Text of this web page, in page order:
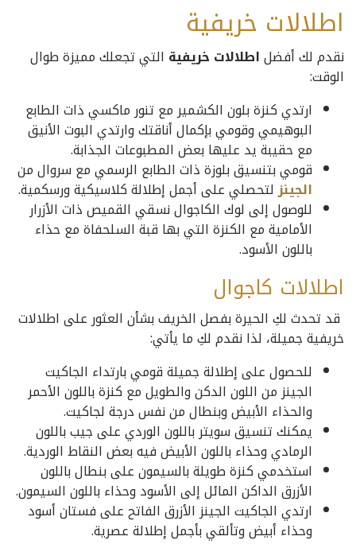
اطلالات خريفية
نقدم لك أفضلاطلالات خريفية التي تجعلك مميزة طوال
الوقت:
ارتدي كنزة بلون الكشمير مع تنور ماكسي ذات الطابع
البوهيمي وقومي بإكمال أناقتك وارتدي البوت الأنيق
مع حقيبة يد عليها بعض المطبوعات الجذابة.
قومي بتنسيق بلوزة ذات الطابع الرسمي مع سروال من
الجينزلتحصلي على أجمل إطلالة كلاسيكية ورسكمية.
للوصول إلى لوك الكاجوال نسقي القميص ذات الأزرار
الأمامية مع الكنزة التي بها قبة السلحفاة مع حذاء
باللون الأسود.
اطلالات كاجوال
قد تحدث لكِ الحيرة بفصل الخريف بشأن العثور على اطلالات
خريفية جميلة، لذا نقدم لكِ ما يأتي:
للحصول على إطلالة جميلة قومي بارتداء الجاكيت
الجينز من اللون الدكن والطويل مع كنزة باللون الأحمر
والحذاء الأبيض وبنطال من نفس درجة لجاكيت.
يمكنك تنسيق سويتر باللون الوردي على جيب باللون
الرمادي وحذاء باللون الأبيض فيه بعض النقاط الوردية.
استخدمي كنزة طويلة بالسيمون على بنطال باللون
الأزرق الداكن المائل إلى الأسود وحذاء باللون السيمون.
ارتدي الجاكيت الجينز الأزرق الفاتح على فستان أسود
وحذاء أبيض وتألقي بأجمل إطلالة عصرية.